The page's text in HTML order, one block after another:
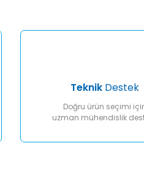
Teknik Destek
Doğru ürün seçimi
uzman mühendislik